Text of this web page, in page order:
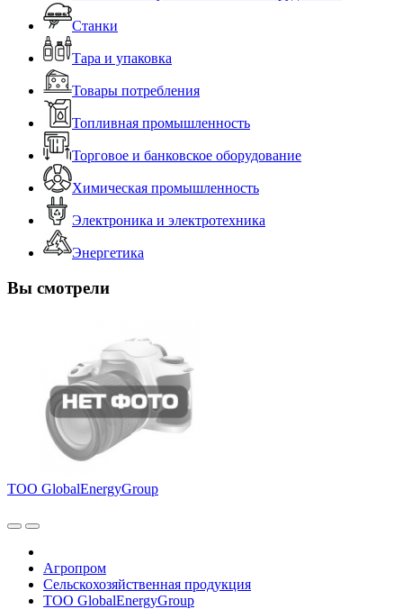
Станки
Тара и упаковка
Товары потребления
Топливная промышленность
Торговое и банковское оборудование
Химическая промышленность
Электроника и электротехника
Энергетика
Вы смотрели
ТОО GlobalEnergyGroup
Агропром
Сельскохозяйственная продукция
ТОО GlobalEnergyGroup